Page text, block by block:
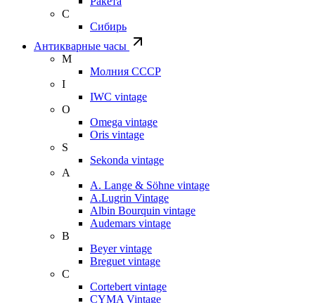
С
Сибирь
Антикварные часы
М
Молния СССР
I
IWC vintage
O
Omega vintage
Oris vintage
S
Sekonda vintage
A
A. Lange & Söhne vintage
A.Lugrin Vintage
Albin Bourquin vintage
Audemars vintage
B
Beyer vintage
Breguet vintage
C
Cortebert vintage
CYMA Vintage